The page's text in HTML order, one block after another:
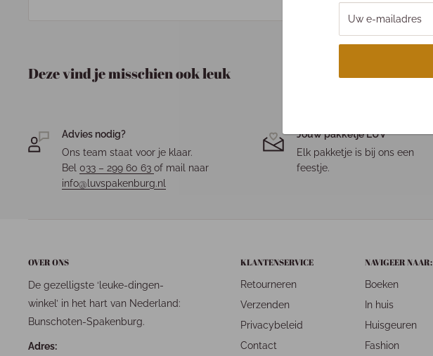
Uw e-mailadres
Deze vind je misschien ook leuk
Advies nodig?
Ons team staat voor je klaar.
Bel 033 – 299 60 63 of mail naar
info@luvspakenburg.nl
Jouw pakketje LUV
Elk pakketje is bij ons een
feestje.
OVER ONS
De gezelligste ‘leuke-dingen-
winkel’ in het hart van Nederland:
Bunschoten-Spakenburg.
Adres:
KLANTENSERVICE
Retourneren
Verzenden
Privacybeleid
Contact
NAVIGEER NAAR:
Boeken
In huis
Huisgeuren
Fashion